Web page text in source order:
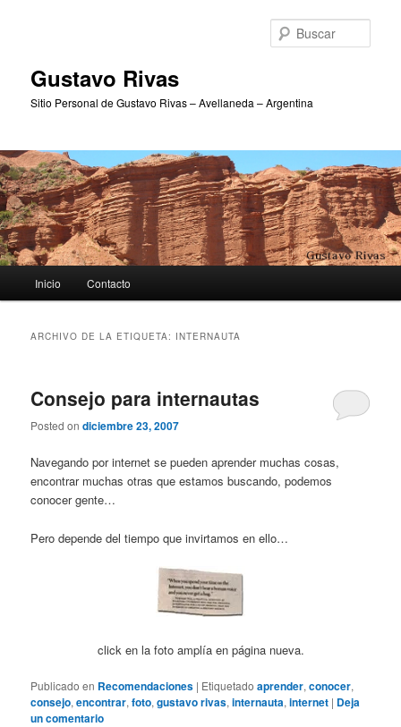
Gustavo Rivas
Sitio Personal de Gustavo Rivas – Avellaneda – Argentina
principal
Inicio Contacto
ARCHIVO DE LA ETIQUETA: INTERNAUTA
Consejo para internautas
Posted ondiciembre 23, 2007
Navegando por internet se pueden aprender muchas cosas,
encontrar muchas otras que estamos buscando, podemos
conocer gente…
Pero depende del tiempo que invirtamos en ello…
click en la foto amplía en página nueva.
Publicado en Recomendaciones | Etiquetado aprender,conocer,
consejo,encontrar,foto,gustavo rivas,internauta,internet | Deja
un comentario